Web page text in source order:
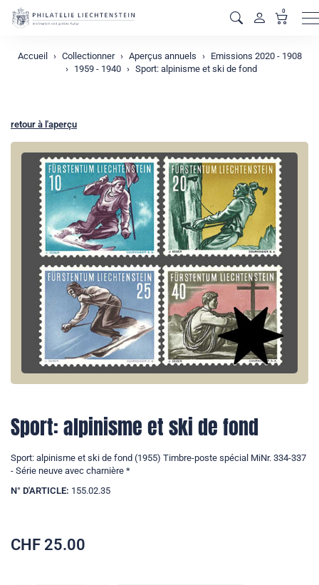
0
Accueil Collectionner Aperçus annuels
Emissions 2020 - 1908
1959 - 1940
Sport: alpinisme et ski de fond
retour à l'aperçu
Sport: alpinisme et ski de fond
Sport: alpinisme et ski de fond (1955) Timbre-poste spécial MiNr. 334-337
- Série neuve avec charnière *
N° D'ARTICLE: 155.02.35
CHF 25.00